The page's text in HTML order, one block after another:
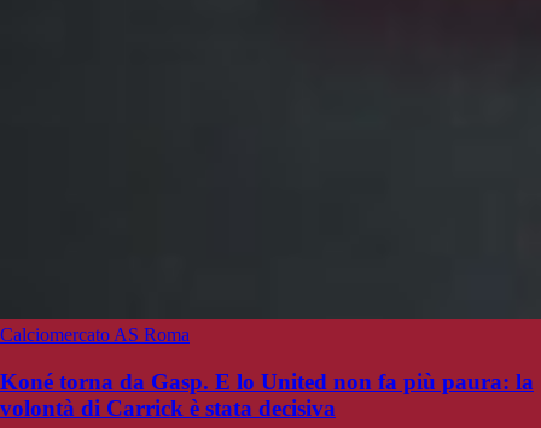
Calciomercato AS Roma
Koné torna da Gasp. E lo United non fa più paura: la
volontà di Carrick è stata decisiva